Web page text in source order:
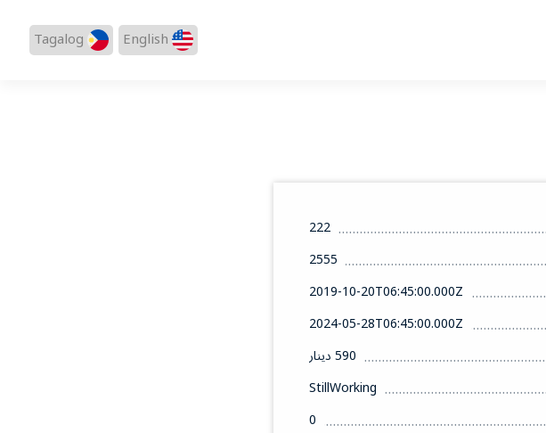
English
Tagalog
222
2555
2019-10-20T06:45:00.000Z
2024-05-28T06:45:00.000Z
590 دينار
StillWorking
0